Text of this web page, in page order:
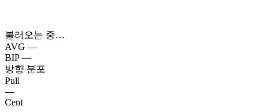
불러오는 중…
AVG —
BIP —
방향 분포
Pull
—
Cent